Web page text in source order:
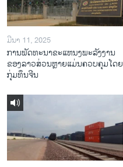
ມີນາ 11, 2025
ການພັດທະນາຂະແຫນງພະລັງງານ
ຂອງລາວສ່ວນຫຼາຍແມ່ນຄວບຄຸມໂດຍ
ກຸ່ມທຶນຈີນ